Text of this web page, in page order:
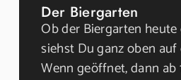
Der Biergarten
Ob der Biergarten
siehst Du ganz oben
Wenn geöffnet, dann ab